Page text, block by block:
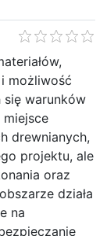
możliwość
warunków
drewnianych,
projektu, ale
oraz
działa
na